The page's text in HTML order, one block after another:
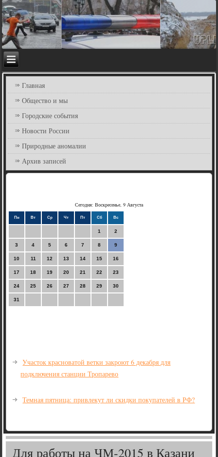
Главная
Общество и мы
Городские события
Новости России
Природные аномалии
Архив записей
Сегодня: Воскресенье, 9 Августа
Пн Вт Ср Чт Пт Сб Вс
1 2
3 4 5 6 7 8 9
10 11 12 13 14 15 16
17 18 19 20 21 22 23
24 25 26 27 28 29 30
31
Участок красноватой ветки закроют 6 декабря для
подключения станции Тропарево
Темная пятница: привлекут ли скидки покупателей в РФ?
Для работы на ЧМ-2015 в Казани